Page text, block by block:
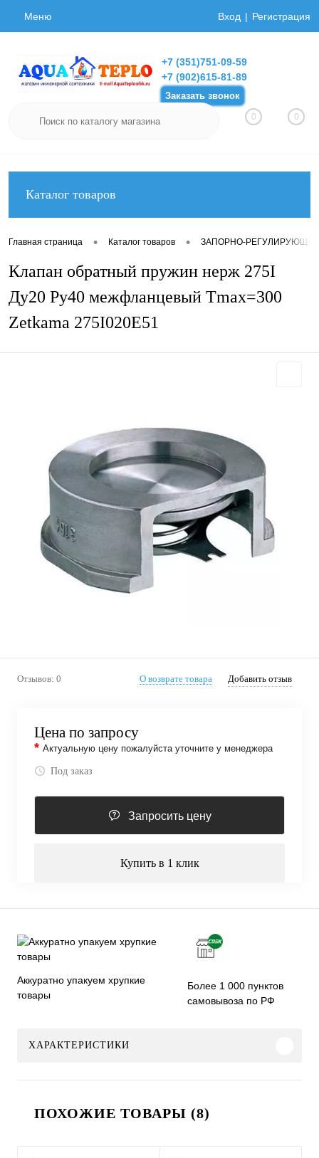
Меню Вход Регистрация
+7 (351)751-09-59
+7 (902)615-81-89
Заказать звонок
0 0
Каталог товаров
Главная страница • Каталог товаров • ЗАПОРНО-
Клапан обратный пружин нерж 275I
Ду20 Ру40 межфланцевый Tmax=300
Zetkama 275I020E51
Отзывов: 0 О возврате товара Добавить отзыв
Цена по запросу
* Актуальную цену пожалуйста уточните у менеджера
Под заказ
Запросить цену
Купить в 1 клик
Аккуратно упакуем хрупкие
товары
Более 1 000 пунктов
самовывоза по РФ
ХАРАКТЕРИСТИКИ
ПОХОЖИЕ ТОВАРЫ (8)